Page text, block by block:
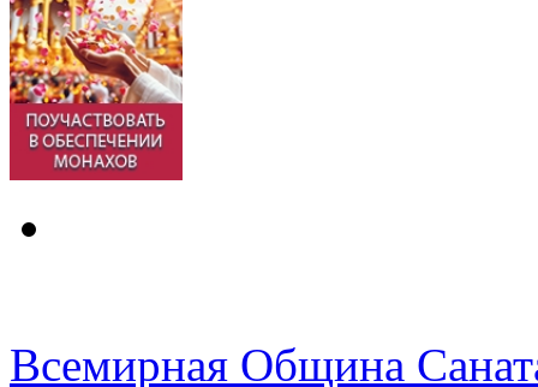
Всемирная Община